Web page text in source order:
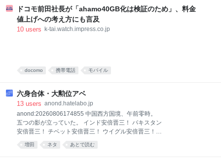
ために手がけてきた主題歌を収録した「『Fate/Grand
Order』主題歌ベストアルバム 余韻」が、7月29日に
発売された。同作は、2015年の「FGO」リリースに合
念して、坂本と、「FGO」のシナリオや総監督を務め
ドコモ前田社長が「ahamo40GB化は検証のため」、料金
値上げへの考え方にも言及
10 users k-tai.watch.impress.co.jp
docomo 携帯電話 モバイル
六身合体・大勲位アベ
13 users anond.hatelabo.jp
anond:20260806174855 中国西方国境、午前零時。
五つの影が立っていた。 インド安倍晋三！ パキスタン
安倍晋三！ チベット安倍晋三！ ウイグル安倍晋三！
モンゴル安倍晋三！ 「同一人物が五人！」 北京の危機
管理AIが絶叫した。 「外交的整合性がありません！」
増田 ネタ あとで読む